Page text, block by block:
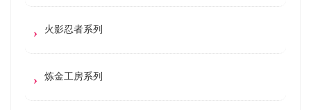
火影忍者系列
炼金工房系列